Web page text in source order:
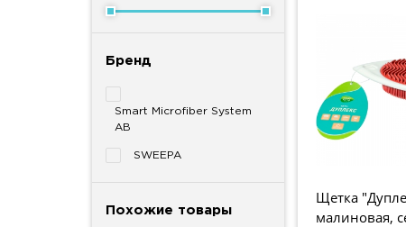
Бренд
Smart Microfiber System
AB
SWEEPA
Похожие товары
Щетка
малиновая,